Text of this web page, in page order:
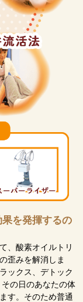
を発揮するの
、酸素オイルトリ
歪みを解消しま
ックス、デトック
の日のあなたの体
す。そのため普通